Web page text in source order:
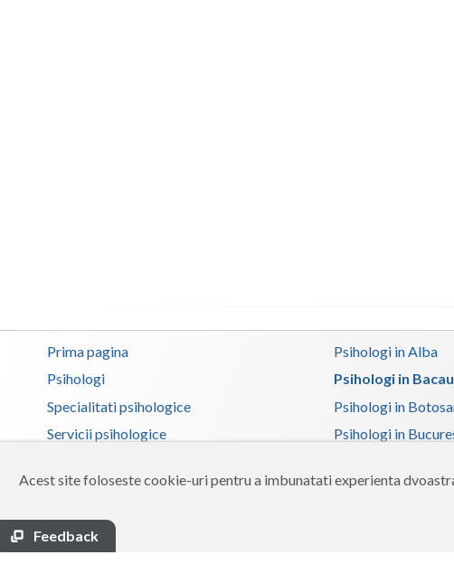
Acest site foloseste cookie-uri pentru a imbunatati experienta
Feedback
Prima pagina
Psihologi
Specialitati psihologice
Servicii psihologice
Zona membri
Ajutor
Contact
Psihologi in Alba
Psihologi in Bacau
Psihologi in
Psihologi in
Psihologi in